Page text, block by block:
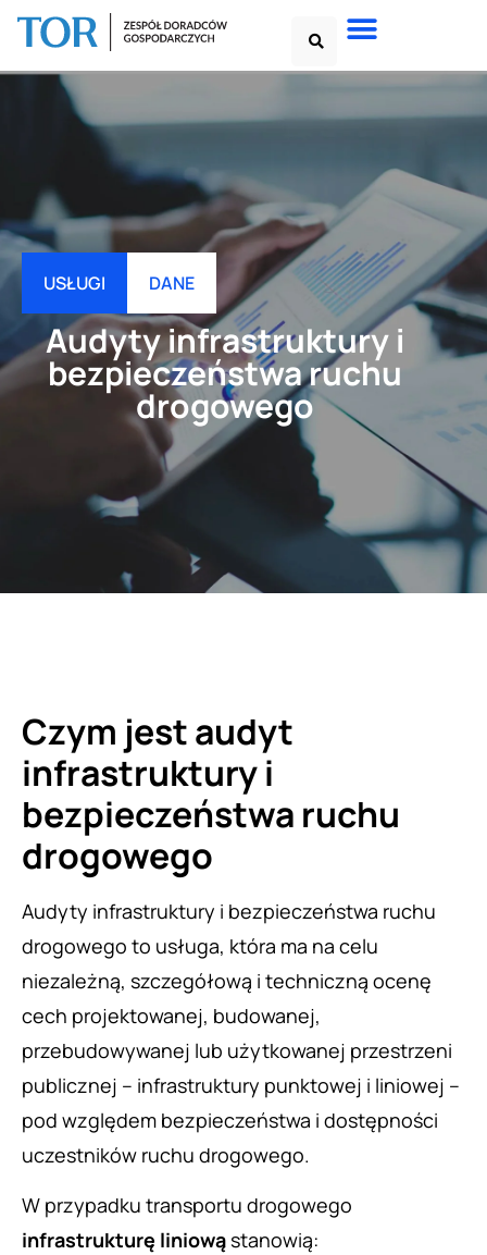
USŁUGI DANE
Audyty infrastruktury i
bezpieczeństwa ruchu
drogowego
Czym jest audyt
infrastruktury i
bezpieczeństwa ruchu
drogowego
Audyty infrastruktury i bezpieczeństwa ruchu
drogowego to usługa, która ma na celu
niezależną, szczegółową i techniczną ocenę
cech projektowanej, budowanej,
przebudowywanej lub użytkowanej przestrzeni
publicznej – infrastruktury punktowej i liniowej –
pod względem bezpieczeństwa i dostępności
uczestników ruchu drogowego.
W przypadku transportu drogowego
infrastrukturę liniowąstanowią: